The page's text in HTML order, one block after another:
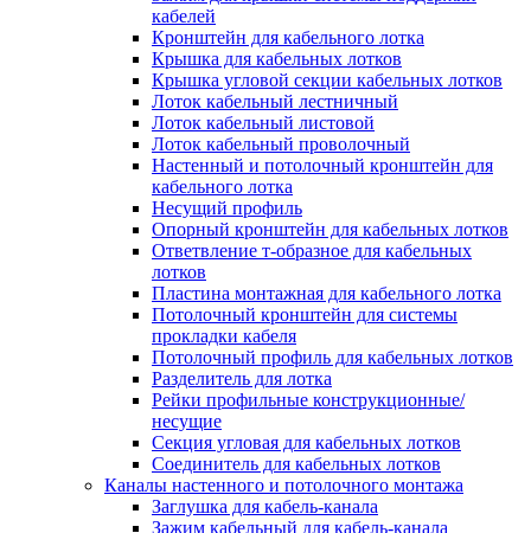
Зажим/клипса для крепления труб
Скоба крепежная
Скоба с гвоздем
Соединитель провода
Материалы для подключения
Аксессуары для
коробок/корпусов для монтажа в
и в потолке
Зажим безвинтовой клеммный
Коробка клеммная
Коробка распределительная для
Крышка для распределительной
коробки/корпуса для монтажа в
в потолке
Распределительная коробка/
монтажа в стене и в потолке
Распределительная коробка/
Система электромонтажных колонн
Электромонтажная колонна
Системы ввода для кабелей и проводов
Ввод кабельный/сальник
Уплотнитель для кабельного
кабелей
Кронштейн для кабельного лотка
Крышка для кабельных лотков
Крышка угловой секции кабельных лотков
Лоток кабельный лестничный
Лоток кабельный листовой
Лоток кабельный проволочный
Настенный и потолочный кронштейн для
кабельного лотка
Несущий профиль
Опорный кронштейн для кабельных лотков
Ответвление т-образное для кабельных
лотков
Пластина монтажная для кабельного лотка
Потолочный кронштейн для системы
прокладки кабеля
Потолочный профиль для кабельных лотков
Разделитель для лотка
Рейки профильные конструкционные/
несущие
Секция угловая для кабельных лотков
Соединитель для кабельных лотков
Каналы настенного и потолочного монтажа
Заглушка для кабель-канала
Зажим кабельный для кабель-канала